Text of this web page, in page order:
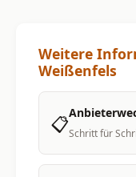
Weitere
Weißenfels
📋Schritt für